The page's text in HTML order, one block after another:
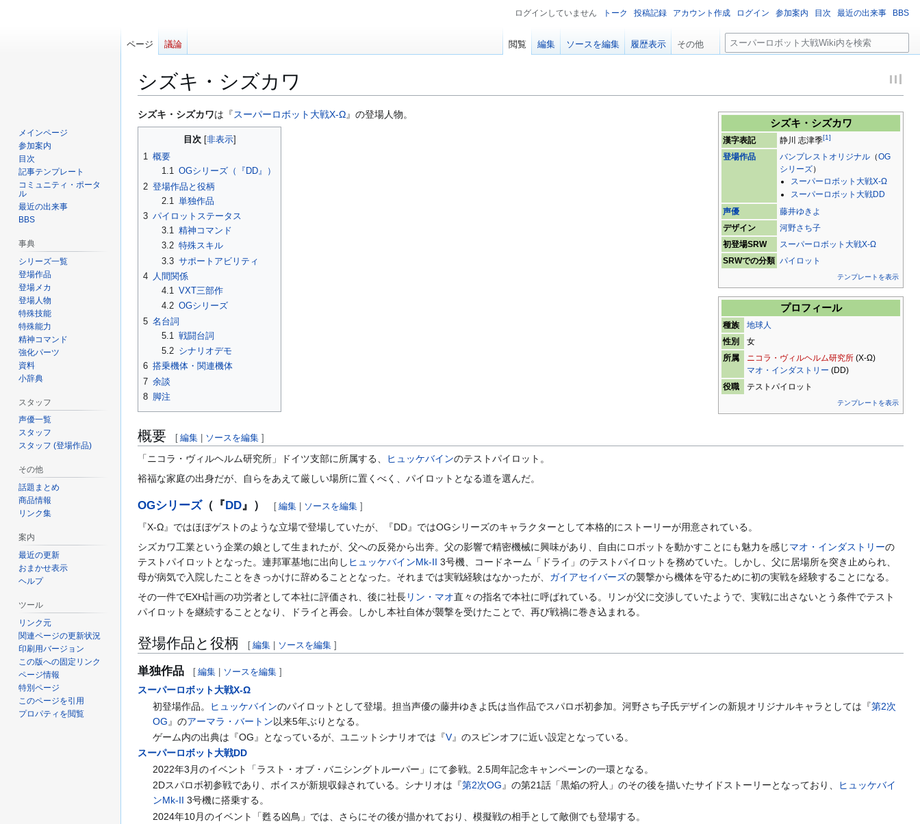
シズキ・シズカワ
ナ
ビ
ー
ョ
に
検
索
移
シズキ・シズカワ
漢字表記 静川 志津季[1]
登場作品 バンプレストオリジナル （OG
シリーズ）
スーパーロボット大戦X-Ω
スーパーロボット大戦DD
声優
藤井ゆきよ
デザイン
河野さち子
初登場SRW
スーパーロボット大戦X-Ω
SRWでの分類 パイロット
テンプレートを表示
プロフィール
種族
地球人
性別
女
所属
ニコラ・ヴィルヘルム研究所 (X-Ω)
マオ・インダストリー (DD)
役職
テストパイロット
テンプレートを表示
シズキ・シズカワは『スーパーロボット大戦X-Ω』の登場人物。
目次
1 概要
1.1 OGシリーズ（『DD』）
2 登場作品と役柄
2.1
単独作品
3 パイロットステータス
3.1 精神コマンド
3.2 特殊スキル
3.3 サポートアビリティ
4 人間関係
4.1 VXT三部作
4.2 OGシリーズ
5 名台詞
5.1 戦闘台詞
5.2 シナリオデモ
6 搭乗機体・関連機体
7 余談
8 脚注
概要 [ 編集 ソースを編集 ]
「ニコラ・ヴィルヘルム研究所」ドイツ支部に所属する、 ヒュッケバインのテストパイロット。
裕福な家庭の出身だが、自らをあえて厳しい場所に置くべく、パイロットとなる道を選んだ。
OGシリーズ（『DD』） [ 編集 ソースを編集 ]
『X-Ω』ではほぼゲストのような立場で登場していたが、『DD』ではOGシリーズのキャラクターとして本格的にストーリーが用意されている。
シズカワ工業という企業の娘として生まれたが、父への反発から出奔。父の影響で精密機械に興味があり、自由にロボットを動かすことにも魅力を感じマオ・インダストリーの
テストパイロットとなった。連邦軍基地に出向し ヒュッケバインMk-II 3号機、コードネーム「ドライ」のテストパイロットを務めていた。しかし、父に居場所を突き止められ、
母が病気で入院したことをきっかけに辞めることとなった。それまでは実戦経験はなかったが、 ガイアセイバーズの襲撃から機体を守るために初の実戦を経験することになる。
その一件でEXH計画の功労者として本社に評価され、後に社長リン・マオ直々の指名で本社に呼ばれている。リンが父に交渉していたようで、実戦に出さないとう条件でテスト
パイロットを継続することとなり、ドライと再会。しかし本社自体が襲撃を受けたことで、再び戦禍に巻き込まれる。
登場作品と役柄 [ 編集 ソースを編集 ]
単独作品 [ 編集 ソースを編集 ]
スーパーロボット大戦X-Ω
初登場作品。
ヒュッケバインのパイロットとして登場。担当声優の藤井ゆきよ氏は当作品でスパロボ初参加。河野さち子氏デザインの新規オリジナルキャラとしては『第2次
OG 』のアーマラ・バートン以来5年ぶりとなる。
ゲーム内の出典は『OG』となっているが、ユニットシナリオでは『V』のスピンオフに近い設定となっている。
スーパーロボット大戦DD
2022年3月のイベント「ラスト・オブ・バニシングトルーパー」にて参戦。2.5周年記念キャンペーンの一環となる。
2Dスパロボ初参戦であり、ボイスが新規収録されている。シナリオは『第2次OG』の第21話「黒焔の狩人」のその後を描いたサイドストーリーとなっており、
ヒュッケバイ
ンMk-II 3号機に搭乗する。
2024年10月のイベント「甦る凶鳥」では、さらにその後が描かれており、模擬戦の相手として敵側でも登場する。
ログインしていません トーク 投稿記録 アカウント作成 ログイン 参加案内 目次 最近の出来事 BBS
ページ 議論 閲覧 編集 ソースを編集 履歴表示 その他
検
索
メインページ
参加案内
目次
記事テンプレート
コミュニティ・ポータ
ル
最近の出来事
BBS
事典
シリーズ一覧
登場作品
登場メカ
登場人物
特殊技能
特殊能力
精神コマンド
強化パーツ
資料
小辞典
スタッフ
声優一覧
スタッフ
スタッフ (登場作品)
その他
話題まとめ
商品情報
リンク集
案内
最近の更新
おまかせ表示
ヘルプ
ツール
リンク元
関連ページの更新状況
印刷用バージョン
この版への固定リンク
ページ情報
特別ページ
このページを引用
プロパティを閲覧